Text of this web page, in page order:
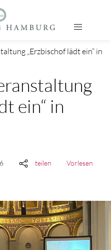
„Erzbischof lädt ein“ in
ein“ in
teilen Vorlesen